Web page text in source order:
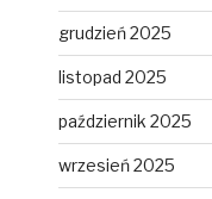
grudzień 2025
listopad 2025
październik 2025
wrzesień 2025